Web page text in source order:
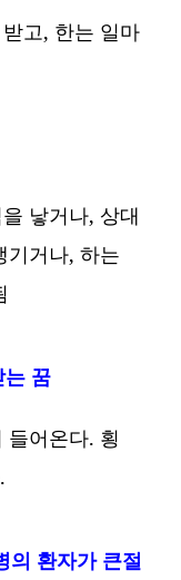
고, 한는 일마
낳거나, 상대
기거나, 하는
는 꿈
들어온다. 횡
의 환자가 큰절